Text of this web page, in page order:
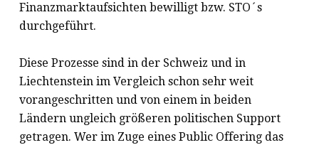
Finanzmarktaufsichten bewilligt bzw. STO´s
durchgeführt.
Diese Prozesse sind in der Schweiz und in
Liechtenstein im Vergleich schon sehr weit
vorangeschritten und von einem in beiden
Ländern ungleich größeren politischen Support
getragen. Wer im Zuge eines Public Offering das